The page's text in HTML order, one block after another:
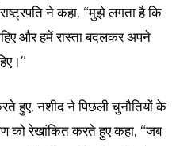
राष्ट्रपति ने कहा, “मुझे लगता है कि
और हमें रास्ता बदलकर अपने
हुए, नशीद ने पिछली चुनौतियों के
को रेखांकित करते हुए कहा, “जब